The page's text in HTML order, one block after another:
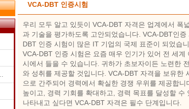
VCA-DBT 인증시험
우리 모두 알고 있듯이 VCA-DBT 자격은 업계에서 폭
과 기술을 평가하도록 고안되었습니다. VCA-DBT인
DBT 인증 시험이 많은 IT 기업의 국제 표준이 되었습니
VCA-DBT 인증 시험은 요즘 매우 인기가 있어 전 세
시에서 들을 수 있습니다. 귀하가 초보자이든 노련한
와 성취를 제공할 것입니다. VCA-DBT 자격을 보유한
으로 간주되어 경력에서 확실한 경쟁 우위를 제공합
높이고, 경력 기회를 확대하고, 경력 목표를 달성할
나타내고 싶다면 VCA-DBT 자격은 필수 단계입니다.